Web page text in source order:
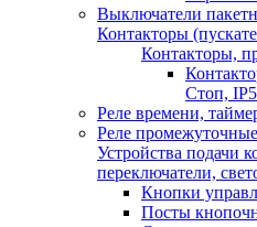
Выключатели
Контакторы
Контакторы,
Стоп,
Реле времени,
Реле
Устройства подачи
переключатели,
Кнопки
Посты